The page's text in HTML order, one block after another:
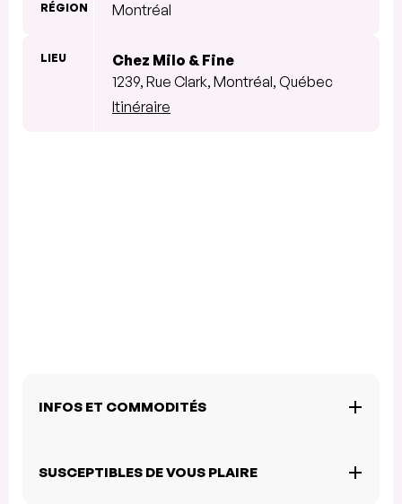
RÉGION Montréal
LIEU
Chez Milo & Fine
1239, Rue Clark, Montréal, Québec
Itinéraire
INFOS ET COMMODITÉS
SUSCEPTIBLES DE VOUS PLAIRE